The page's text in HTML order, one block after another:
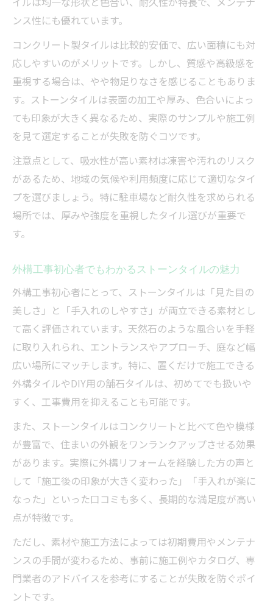
ストーンタイルを使った外構工事DIYの実例
紹介
外構工事でストーンタイルを置くだけ施工
する方法
ストーンタイル活用で外構工事の費用を節
約するアイデア
ンス性にも優れています。
コンクリート製タイルは比較的安価で、広い面積にも対
応しやすいのがメリットです。しかし、質感や高級感を
重視する場合は、やや物足りなさを感じることもありま
す。ストーンタイルは表面の加工や厚み、色合いによっ
ても印象が大きく異なるため、実際のサンプルや施工例
を見て選定することが失敗を防ぐコツです。
注意点として、吸水性が高い素材は凍害や汚れのリスク
があるため、地域の気候や利用頻度に応じて適切なタイ
プを選びましょう。特に駐車場など耐久性を求められる
場所では、厚みや強度を重視したタイル選びが重要で
す。
外構工事初心者でもわかるストーンタイルの魅力
外構工事初心者にとって、ストーンタイルは「見た目の
美しさ」と「手入れのしやすさ」が両立できる素材とし
て高く評価されています。天然石のような風合いを手軽
に取り入れられ、エントランスやアプローチ、庭など幅
広い場所にマッチします。特に、置くだけで施工できる
外構タイルやDIY用の舗石タイルは、初めてでも扱いや
すく、工事費用を抑えることも可能です。
また、ストーンタイルはコンクリートと比べて色や模様
が豊富で、住まいの外観をワンランクアップさせる効果
があります。実際に外構リフォームを経験した方の声と
して「施工後の印象が大きく変わった」「手入れが楽に
なった」といった口コミも多く、長期的な満足度が高い
点が特徴です。
ただし、素材や施工方法によっては初期費用やメンテナ
ンスの手間が変わるため、事前に施工例やカタログ、専
門業者のアドバイスを参考にすることが失敗を防ぐポイ
ントです。